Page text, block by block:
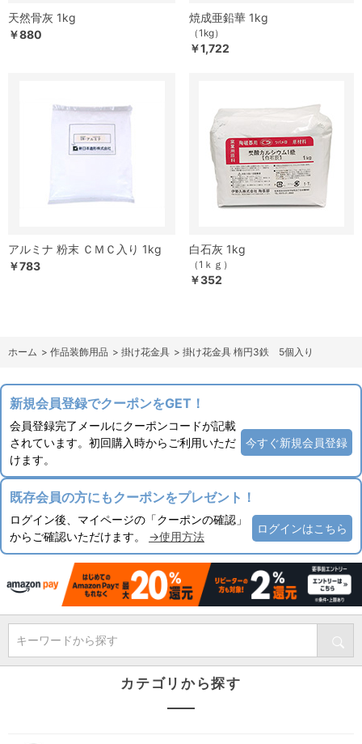
天然骨灰 1kg
￥880
焼成亜鉛華 1kg
（1kg）
￥1,722
アルミナ 粉末 ＣＭＣ入り 1kg
￥783
白石灰 1kg
（1ｋｇ）
￥352
ホーム > 作品装飾用品 > 掛け花金具 > 掛け花金具 楕円3鉄 5個入り
新規会員登録でクーポンをGET！
会員登録完了メールにクーポンコードが記載
されています。初回購入時からご利用いただ
けます。
今すぐ新規会員登録
既存会員の方にもクーポンをプレゼント！
ログイン後、マイページの「クーポンの確認」
からご確認いただけます。 →使用方法
ログインはこちら
キーワードから探す
カテゴリから探す